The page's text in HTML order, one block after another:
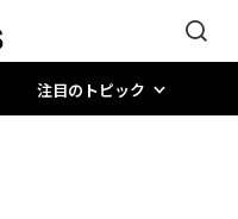
注目のトピック